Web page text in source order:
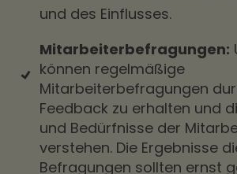
und des Einflusses.
Mitarbeiterbefragungen:
können regelmäßige
Mitarbeiterbefragungen
Feedback zu erhalten und
und Bedürfnisse der
verstehen. Die Ergebnisse
Befragungen sollten ernst